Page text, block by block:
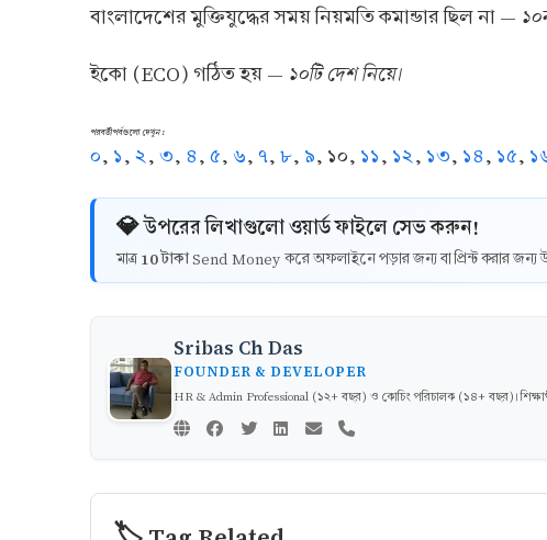
বাংলাদেশের মুক্তিযুদ্ধের সময় নিয়মতি কমান্ডার ছিল না —
ইকো (ECO) গঠিত হয় — ১০টি দেশ নিয়ে।
পরবর্তীপর্বগুলো দেখুন :
০, ১, ২, ৩, ৪, ৫, ৬, ৭, ৮, ৯, ১০, ১১, ১২, ১৩, ১৪, ১৫,
💎 উপরের লিখাগুলো ওয়ার্ড ফাইলে সেভ করুন!
মাত্র 10 টাকাSend Money করে অফলাইনে পড়ার জন্য বা প্রিন্ট করার
Sribas Ch Das
FOUNDER & DEVELOPER
HR & Admin Professional (১২+ বছর) ও কোচিং পরিচালক (১৪+ বছর)।